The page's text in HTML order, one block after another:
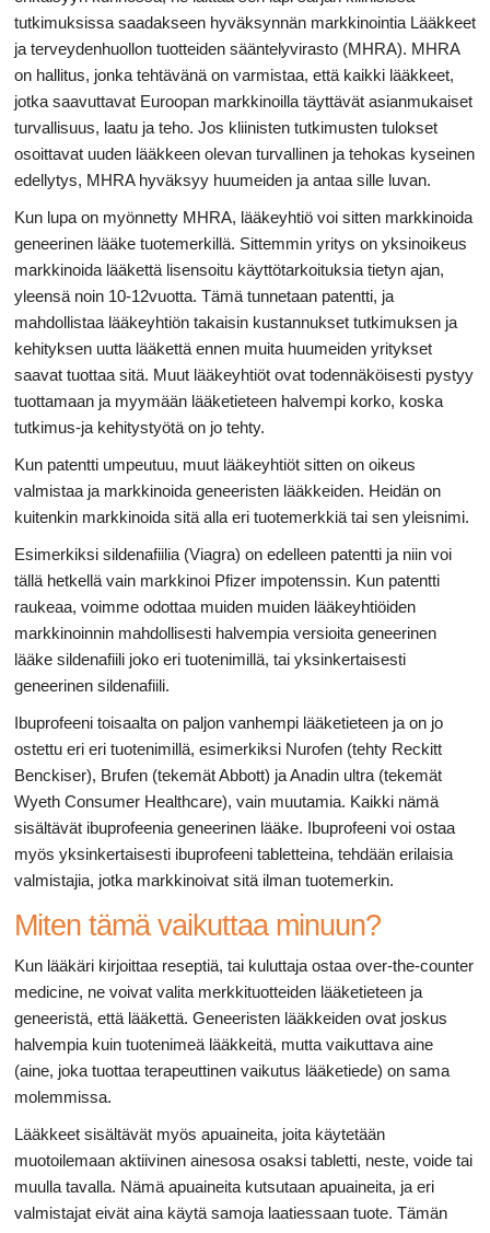
tutkimuksissa saadakseen hyväksynnän markkinointia Lääkkeet
ja terveydenhuollon tuotteiden sääntelyvirasto (MHRA). MHRA
on hallitus, jonka tehtävänä on varmistaa, että kaikki lääkkeet,
jotka saavuttavat Euroopan markkinoilla täyttävät asianmukaiset
turvallisuus, laatu ja teho. Jos kliinisten tutkimusten tulokset
osoittavat uuden lääkkeen olevan turvallinen ja tehokas kyseinen
edellytys, MHRA hyväksyy huumeiden ja antaa sille luvan.
Kun lupa on myönnetty MHRA, lääkeyhtiö voi sitten markkinoida
geneerinen lääke tuotemerkillä. Sittemmin yritys on yksinoikeus
markkinoida lääkettä lisensoitu käyttötarkoituksia tietyn ajan,
yleensä noin 10-12vuotta. Tämä tunnetaan patentti, ja
mahdollistaa lääkeyhtiön takaisin kustannukset tutkimuksen ja
kehityksen uutta lääkettä ennen muita huumeiden yritykset
saavat tuottaa sitä. Muut lääkeyhtiöt ovat todennäköisesti pystyy
tuottamaan ja myymään lääketieteen halvempi korko, koska
tutkimus-ja kehitystyötä on jo tehty.
Kun patentti umpeutuu, muut lääkeyhtiöt sitten on oikeus
valmistaa ja markkinoida geneeristen lääkkeiden. Heidän on
kuitenkin markkinoida sitä alla eri tuotemerkkiä tai sen yleisnimi.
Esimerkiksi sildenafiilia (Viagra) on edelleen patentti ja niin voi
tällä hetkellä vain markkinoi Pfizer impotenssin. Kun patentti
raukeaa, voimme odottaa muiden muiden lääkeyhtiöiden
markkinoinnin mahdollisesti halvempia versioita geneerinen
lääke sildenafiili joko eri tuotenimillä, tai yksinkertaisesti
geneerinen sildenafiili.
Ibuprofeeni toisaalta on paljon vanhempi lääketieteen ja on jo
ostettu eri eri tuotenimillä, esimerkiksi Nurofen (tehty Reckitt
Benckiser), Brufen (tekemät Abbott) ja Anadin ultra (tekemät
Wyeth Consumer Healthcare), vain muutamia. Kaikki nämä
sisältävät ibuprofeenia geneerinen lääke. Ibuprofeeni voi ostaa
myös yksinkertaisesti ibuprofeeni tabletteina, tehdään erilaisia ​​
valmistajia, jotka markkinoivat sitä ilman tuotemerkin.
Miten tämä vaikuttaa minuun?
Kun lääkäri kirjoittaa reseptiä, tai kuluttaja ostaa over-the-counter
medicine, ne voivat valita merkkituotteiden lääketieteen ja
geneeristä, että lääkettä. Geneeristen lääkkeiden ovat joskus
halvempia kuin tuotenimeä lääkkeitä, mutta vaikuttava aine
(aine, joka tuottaa terapeuttinen vaikutus lääketiede) on sama
molemmissa.
Lääkkeet sisältävät myös apuaineita, joita käytetään
muotoilemaan aktiivinen ainesosa osaksi tabletti, neste, voide tai
muulla tavalla. Nämä apuaineita kutsutaan apuaineita, ja eri
valmistajat eivät aina käytä samoja laatiessaan tuote. Tämän